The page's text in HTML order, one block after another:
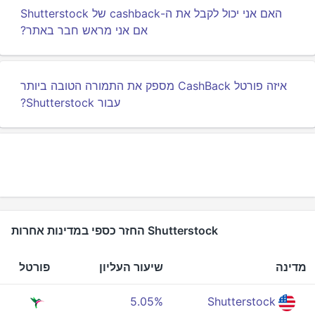
האם אני יכול לקבל את ה-cashback של Shutterstock
אם אני מראש חבר באתר?
איזה פורטל CashBack מספק את התמורה הטובה ביותר
עבור Shutterstock?
Shutterstock החזר כספי במדינות אחרות
מדינה שיעור העליון פורטל
Shutterstock
5.05%